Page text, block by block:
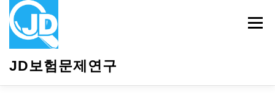
JD보험문제연구
메뉴